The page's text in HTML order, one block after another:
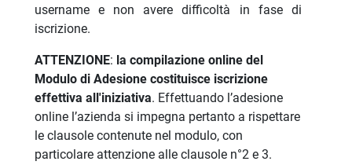
username e non avere difficoltà in fase di
iscrizione.
ATTENZIONE: la compilazione online del
Modulo di Adesione costituisce iscrizione
effettiva all'iniziativa. Effettuando l’adesione
online l’azienda si impegna pertanto a rispettare
le clausole contenute nel modulo, con
particolare attenzione alle clausole n°2 e 3.